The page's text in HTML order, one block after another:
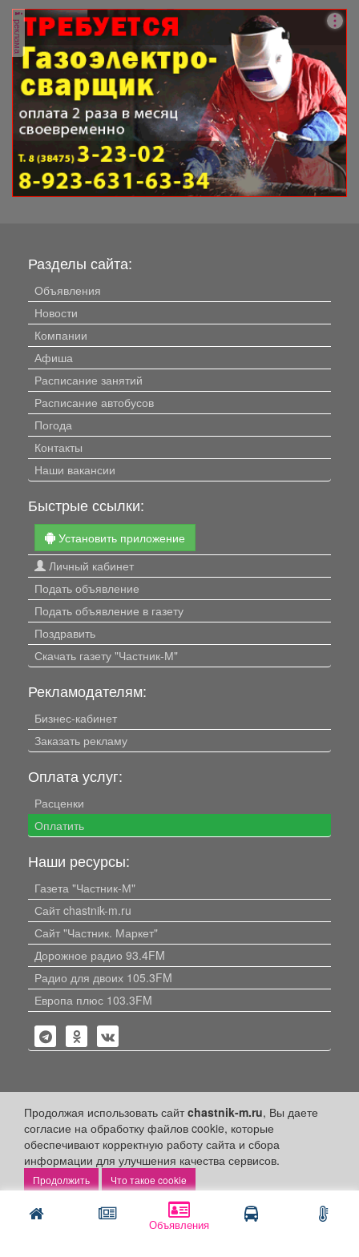
Объявления
реклама
Продолжая использовать сайтchastnik-m.ru, Вы даете
согласие на обработку файлов cookie, которые
обеспечивают корректную работу сайта и сбора
информации для улучшения качества сервисов.
Что такое cookie
Разделы сайта:
Объявления
Новости
Компании
Афиша
Расписание занятий
Расписание автобусов
Погода
Контакты
Наши вакансии
Быстрые ссылки:
Установить приложение
Личный кабинет
Подать объявление
Подать объявление в газету
Поздравить
Скачать газету "Частник-М"
Рекламодателям:
Бизнес-кабинет
Заказать рекламу
Оплата услуг:
Расценки
Оплатить
Наши ресурсы:
Газета "Частник-М"
Сайт chastnik-m.ru
Сайт "Частник. Маркет"
Дорожное радио 93.4FM
Радио для двоих 105.3FM
Европа плюс 103.3FM
Политика конфиденциальности
Публикации с пометкой «Реклама», «На правах рекламы»,
«Партнёрский проект» оплачены рекламодателем.
Редакция сайта не несет ответственности за достоверность
объявлениях.
+16 © 2006-2026 ООО "Частник-М"